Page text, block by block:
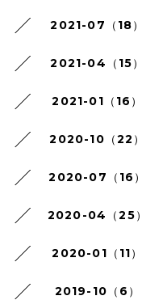
2021-07（18）
2021-04（15）
2021-01（16）
2020-10（22）
2020-07（16）
2020-04（25）
2020-01（11）
2019-10（6）